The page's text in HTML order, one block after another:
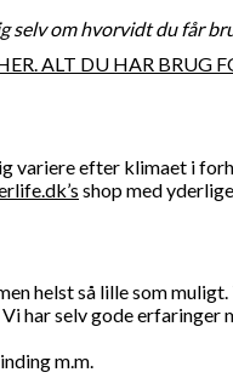
selv om hvorvidt du får
ALT DU HAR BRUG
variere efter klimaet i
shop med
helst så lille som
har selv gode erfaringer
m.m.